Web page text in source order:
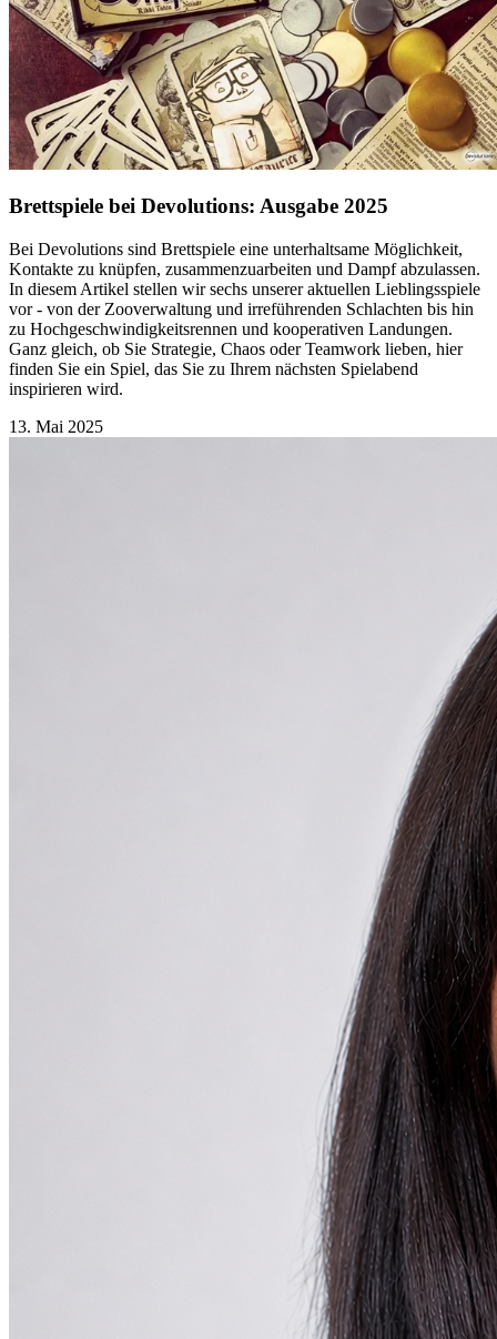
Brettspiele bei Devolutions: Ausgabe 2025
Bei Devolutions sind Brettspiele eine unterhaltsame Möglichkeit,
Kontakte zu knüpfen, zusammenzuarbeiten und Dampf abzulassen.
In diesem Artikel stellen wir sechs unserer aktuellen Lieblingsspiele
vor - von der Zooverwaltung und irreführenden Schlachten bis hin
zu Hochgeschwindigkeitsrennen und kooperativen Landungen.
Ganz gleich, ob Sie Strategie, Chaos oder Teamwork lieben, hier
finden Sie ein Spiel, das Sie zu Ihrem nächsten Spielabend
inspirieren wird.
13. Mai 2025